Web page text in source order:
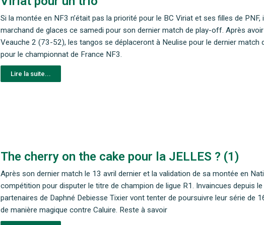
Si la montée en NF3 n’était pas la priorité pour le BC Viriat et ses filles de
marchand de glaces ce samedi pour son dernier match de play-off. Après
Veauche 2 (73-52), les tangos se déplaceront à Neulise pour le dernier
pour le championnat de France NF3.
Lire la suite...
The cherry on the cake pour la JELLES ? (1)
Après son dernier match le 13 avril dernier et la validation de sa montée en
compétition pour disputer le titre de champion de ligue R1. Invaincues depuis
partenaires de Daphné Debiesse Tixier vont tenter de poursuivre leur série de
de manière magique contre Caluire. Reste à savoir